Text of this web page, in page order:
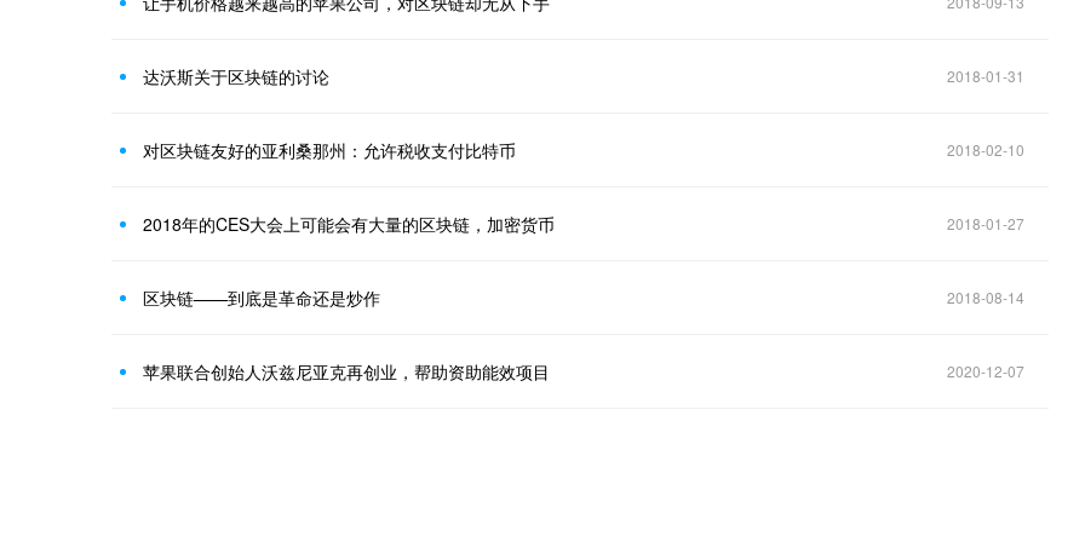
达沃斯关于区块链的讨论 2018-01-31
对区块链友好的亚利桑那州：允许税收支付比特币 2018-02-10
2018年的CES大会上可能会有大量的区块链，加密货币 2018-01-27
区块链——到底是革命还是炒作 2018-08-14
苹果联合创始人沃兹尼亚克再创业，帮助资助能效项目 2020-12-07